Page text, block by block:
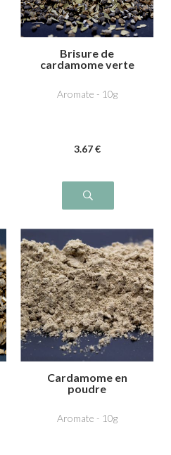
Brisure de
cardamome verte
Aromate - 10g
3.67 €
Cardamome en
poudre
Aromate - 10g